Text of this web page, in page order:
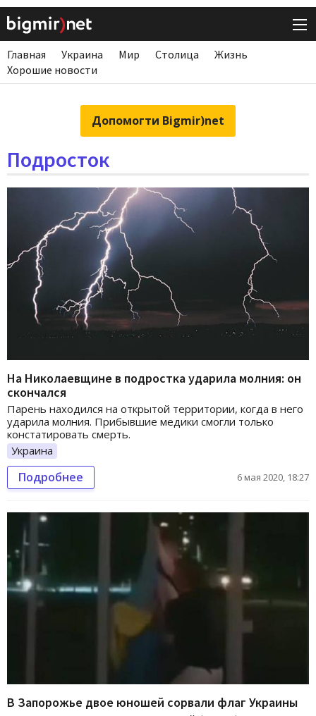
Главная Украина Мир Столица
Жизнь
Хорошие новости
Допомогти Bigmir)net
Подросток
На Николаевщине в подростка ударила молния: он
скончался
Парень находился на открытой территории, когда в него
ударила молния. Прибывшие медики смогли только
констатировать смерть.
Украина
Подробнее 6 мая 2020, 18:27
В Запорожье двое юношей сорвали флаг Украины